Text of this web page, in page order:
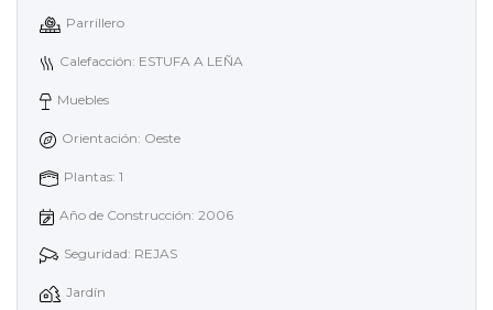
Parrillero
Calefacción: ESTUFA A LEÑA
Muebles
Orientación: Oeste
Plantas: 1
Año de Construcción: 2006
Seguridad: REJAS
Jardín